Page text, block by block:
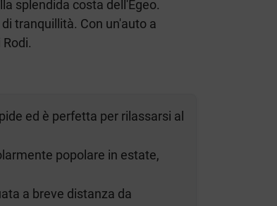
splendida costa dell'Egeo.
tranquillità. Con un'auto a
ed è perfetta per rilassarsi al
popolare in estate,
a breve distanza da